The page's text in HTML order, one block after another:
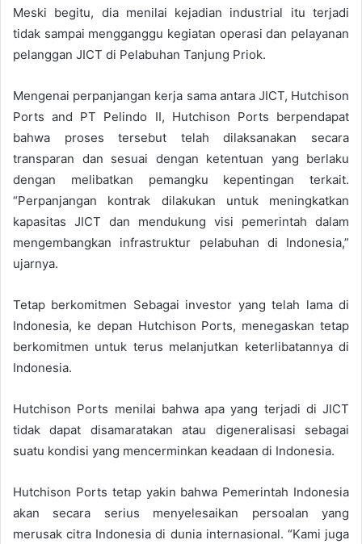
Meski begitu, dia menilai kejadian industrial itu terjadi
tidak sampai mengganggu kegiatan operasi dan pelayanan
pelanggan JICT di Pelabuhan Tanjung Priok.
Mengenai perpanjangan kerja sama antara JICT, Hutchison
Ports and PT Pelindo II, Hutchison Ports berpendapat
bahwa proses tersebut telah dilaksanakan secara
transparan dan sesuai dengan ketentuan yang berlaku
dengan melibatkan pemangku kepentingan terkait.
“Perpanjangan kontrak dilakukan untuk meningkatkan
kapasitas JICT dan mendukung visi pemerintah dalam
mengembangkan infrastruktur pelabuhan di Indonesia,”
ujarnya.
Tetap berkomitmen Sebagai investor yang telah lama di
Indonesia, ke depan Hutchison Ports, menegaskan tetap
berkomitmen untuk terus melanjutkan keterlibatannya di
Indonesia.
Hutchison Ports menilai bahwa apa yang terjadi di JICT
tidak dapat disamaratakan atau digeneralisasi sebagai
suatu kondisi yang mencerminkan keadaan di Indonesia.
Hutchison Ports tetap yakin bahwa Pemerintah Indonesia
akan secara serius menyelesaikan persoalan yang
merusak citra Indonesia di dunia internasional. “Kami juga